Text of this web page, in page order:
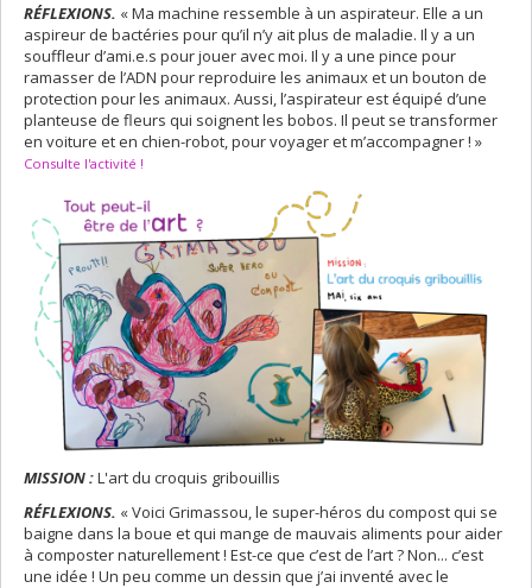
RÉFLEXIONS. « Ma machine ressemble à un aspirateur. Elle a un
aspireur de bactéries pour qu’il n’y ait plus de maladie. Il y a un
souffleur d’ami.e.s pour jouer avec moi. Il y a une pince pour
ramasser de l’ADN pour reproduire les animaux et un bouton de
protection pour les animaux. Aussi, l’aspirateur est équipé d’une
planteuse de fleurs qui soignent les bobos. Il peut se transformer
en voiture et en chien-robot, pour voyager et m’accompagner ! »
Consulte l'activité !
MISSION :L'art du croquis gribouillis
RÉFLEXIONS. « Voici Grimassou, le super-héros du compost qui se
baigne dans la boue et qui mange de mauvais aliments pour aider
à composter naturellement ! Est-ce que c’est de l’art ? Non... c’est
une idée ! Un peu comme un dessin que j’ai inventé avec le